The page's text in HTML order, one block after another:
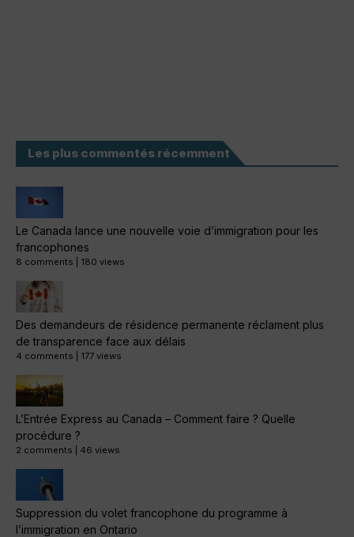
Les plus commentés récemment
Le Canada lance une nouvelle voie d’immigration pour les
francophones
8 comments 180 views
Des demandeurs de résidence permanente réclament plus
de transparence face aux délais
4 comments 177 views
L’Entrée Express au Canada – Comment faire ? Quelle
procédure ?
2 comments 46 views
Suppression du volet francophone du programme à
l’immigration en Ontario